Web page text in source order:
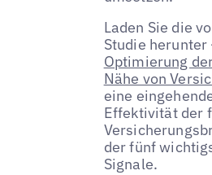
Laden Sie die
Studie herunter
Optimierung
Nähe von
eine
Effektivität der
der fünf
Signale.